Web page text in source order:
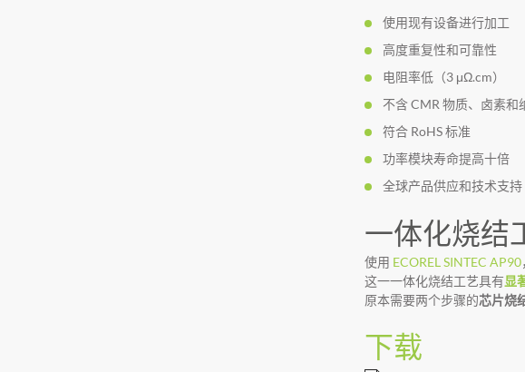
使用现有设备进行加工
高度重复性和可靠性
电阻率低（3 μΩ.cm）
不含 CMR 物质、卤素和
符合 RoHS 标准
功率模块寿命提高十倍
全球产品供应和技术支持
一体化烧结
使用 ECOREL SINTEC AP90
这一一体化烧结工艺具有显
原本需要两个步骤的芯片烧
下载